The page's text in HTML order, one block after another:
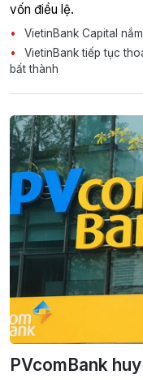
vốn điều lệ.
VietinBank Capital
VietinBank tiếp tục
bất thành
PVcomBank